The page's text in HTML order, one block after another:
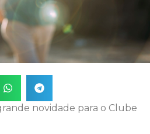
novidade para o Clube